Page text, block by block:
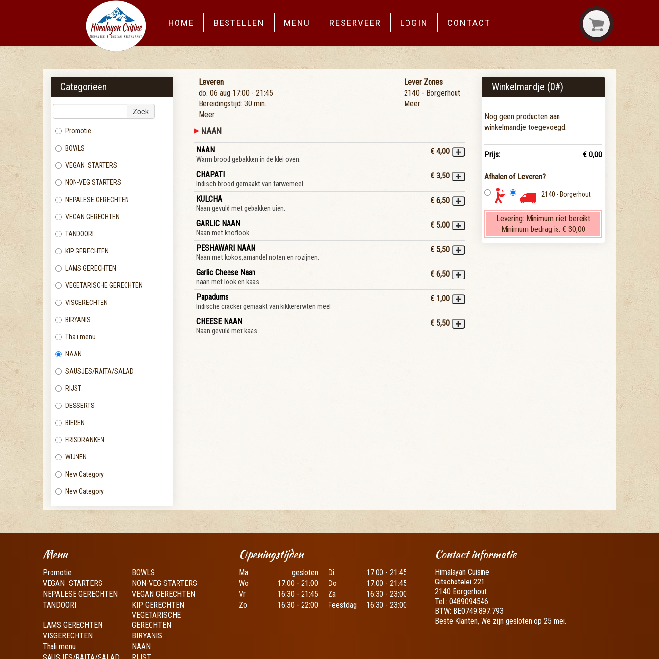
HOME BESTELLEN MENU RESERVEER LOGIN CONTACT
Categorieën
Zoek
Promotie
BOWLS
VEGAN STARTERS
NON-VEG STARTERS
NEPALESE GERECHTEN
VEGAN GERECHTEN
TANDOORI
KIP GERECHTEN
LAMS GERECHTEN
VEGETARISCHE GERECHTEN
VISGERECHTEN
BIRYANIS
Thali menu
NAAN
SAUSJES/RAITA/SALAD
RIJST
DESSERTS
BIEREN
FRISDRANKEN
WIJNEN
New Category
New Category
Leveren
do. 06 aug 17:00 - 21:45
Bereidingstijd: 30 min.
Meer
Lever Zones
2140 - Borgerhout
Meer
NAAN
NAAN
Warm brood gebakken in de klei oven.
€ 4,00
CHAPATI
Indisch brood gemaakt van tarwemeel.
€ 3,50
KULCHA
Naan gevuld met gebakken uien.
€ 6,50
GARLIC NAAN
Naan met knoflook.
€ 5,00
PESHAWARI NAAN
Naan met kokos,amandel noten en rozijnen.
€ 5,50
Garlic Cheese Naan
naan met look en kaas
€ 6,50
Papadums
Indische cracker gemaakt van kikkererwten meel
€ 1,00
CHEESE NAAN
Naan gevuld met kaas.
€ 5,50
Winkelmandje (0#)
Nog geen producten aan
winkelmandje toegevoegd.
Prijs: € 0,00
Afhalen of Leveren?
2140 - Borgerhout
Levering: Minimum niet bereikt
Minimum bedrag is:€ 30,00
Menu
Promotie
BOWLS
VEGAN STARTERS
NON-VEG STARTERS
NEPALESE GERECHTEN
VEGAN GERECHTEN
TANDOORI
KIP GERECHTEN
LAMS GERECHTEN
VEGETARISCHE
GERECHTEN
VISGERECHTEN
BIRYANIS
Thali menu
NAAN
Openingstijden
Ma gesloten Di
17:00 - 21:45
Wo
17:00 - 21:00 Do
17:00 - 21:45
Vr
16:30 - 21:45 Za
16:30 - 23:00
Zo
16:30 - 22:00 Feestdag 16:30 - 23:00
Contact informatie
Himalayan Cuisine
Gitschotelei 221
2140 Borgerhout
Tel.: 0489094546
BTW: BE0749.897.793
Beste Klanten, We zijn gesloten op 25 mei.